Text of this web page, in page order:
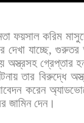
ফয়সাল করিম
দেখা যাচ্ছে, গুরুতর
অস্ত্রসহ গ্রেপ্তার
তার বিরুদ্ধে
করেন
জামিন দেন।